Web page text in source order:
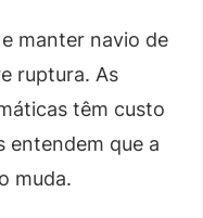
manter navio de
ruptura. As
têm custo
entendem que a
muda.